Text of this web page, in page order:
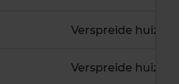
U
V
Verspreide huizen
Verspreide huizen